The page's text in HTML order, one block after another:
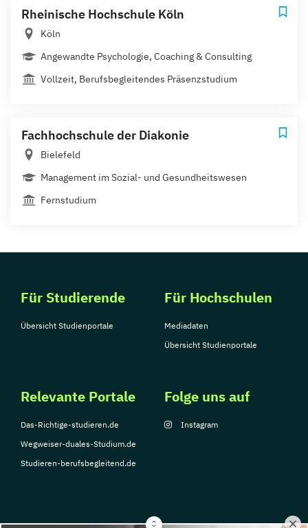
Rheinische Hochschule Köln
Köln
Angewandte Psychologie, Coaching & Consulting
Vollzeit, Berufsbegleitendes Präsenzstudium
Fachhochschule der Diakonie
Bielefeld
Management im Sozial- und Gesundheitswesen
Fernstudium
Für Studierende
Übersicht Studienportale
Für Hochschulen
Mediadaten
Übersicht Studienportale
Relevante Portale
Das-Richtige-studieren.de
Wegweiser-duales-Studium.de
Studieren-berufsbegleitend.de
Folge uns auf
Instagram